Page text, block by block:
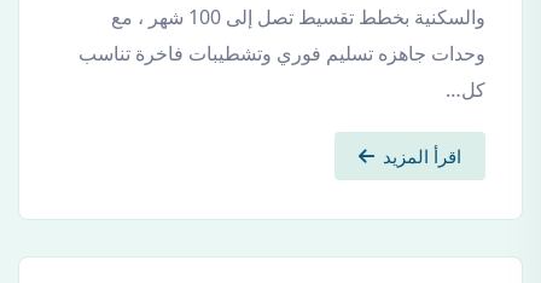
والسكنية بخطط تقسيط تصل إلى 100 شهر ، مع
وحدات جاهزه تسليم فوري وتشطيبات فاخرة تناسب
كل…
اقرأ المزيد